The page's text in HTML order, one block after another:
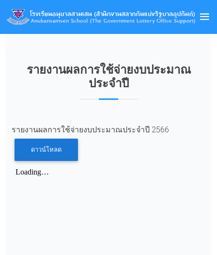
รายงานผลการใช้จ่ายงบประมาณ
ประจำปี
รายงานผลการใช้จ่ายงบประมาณประจำปี 2566
ดาวน์โหลด